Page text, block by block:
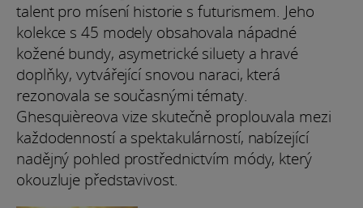
talent pro mísení historie s futurismem. Jeho
kolekce s 45 modely obsahovala nápadné
kožené bundy, asymetrické siluety a hravé
doplňky, vytvářející snovou naraci, která
rezonovala se současnými tématy.
Ghesquièreova vize skutečně proplouvala mezi
každodenností a spektakulárností, nabízející
nadějný pohled prostřednictvím módy, který
okouzluje představivost.